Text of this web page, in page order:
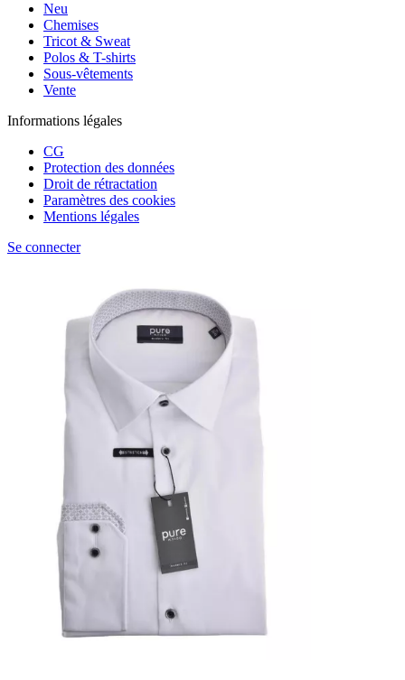
Neu
Chemises
Tricot & Sweat
Polos & T-shirts
Sous-vêtements
Vente
Informations légales
CG
Protection des données
Droit de rétractation
Paramètres des cookies
Mentions légales
Se connecter